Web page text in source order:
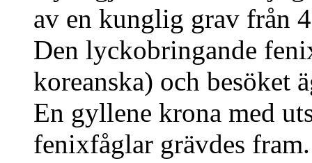
av en kunglig grav från
Den lyckobringande
koreanska) och besöket
En gyllene krona med
fenixfåglar grävdes